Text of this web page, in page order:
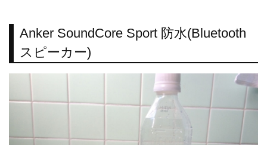
Anker SoundCore Sport 防水(Bluetooth
スピーカー)